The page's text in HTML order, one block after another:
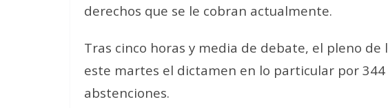
derechos que se le cobran actualmente.
Tras cinco horas y media de debate, el pleno de
este martes el dictamen en lo particular por
abstenciones.